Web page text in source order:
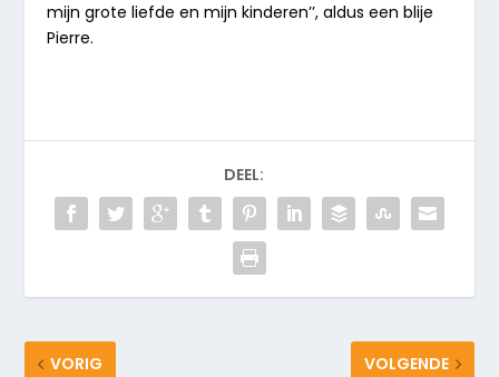
mijn grote liefde en mijn kinderen’’, aldus een blije
Pierre.
DEEL:
VORIG VOLGENDE